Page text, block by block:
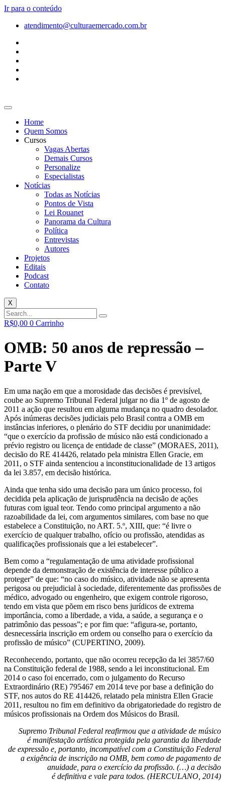
Ir para o conteúdo
atendimento@culturaemercado.com.br
Home
Quem Somos
Cursos
Vagas Abertas
Demais Cursos
Personalize
Especialistas
Notícias
Todas as Notícias
Pontos de Vista
Lei Rouanet
Panorama da Cultura
Política
Entrevistas
Autores
Projetos
Editais
Podcast
Contato
X
R$0,00 0 Carrinho
OMB: 50 anos de repressão –
Parte V
Em uma nação em que a morosidade das decisões é previsível,
coube ao Supremo Tribunal Federal julgar no dia 1º de agosto de
2011 a ação que resultou em alguma mudança no quadro desolador.
Após inúmeras decisões judiciais pelo Brasil contra a OMB em
instâncias inferiores, o plenário do STF decidiu por unanimidade:
“que o exercício da profissão de músico não está condicionado a
prévio registro ou licença de entidade de classe” (MORAES, 2011),
decisão do RE 414426, relatado pela ministra Ellen Gracie, em
2011, o STF ainda sentenciou a inconstitucionalidade de 13 artigos
da lei 3.857, em decisão histórica.
Ainda que tenha sido uma decisão para um único processo, foi
decidida pela aplicação de jurisprudência na decisão de ações
futuras com igual teor. Tendo como principal argumento a não
razoabilidade da lei, com argumentos similares, com base no que
estabelece a Constituição, no ART. 5.º, XIII, que: “é livre o
exercício de qualquer trabalho, ofício ou profissão, atendidas as
qualificações profissionais que a lei estabelecer”.
Bem como a “regulamentação de uma atividade profissional
depende da demonstração de existência de interesse público a
proteger” de que: “no caso do músico, atividade não se apresenta
perigosa ou prejudicial à sociedade, diferentemente das profissões de
médico, advogado ou engenheiro, que exigem controle rigoroso,
tendo em vista que põem em risco bens jurídicos de extrema
importância, como a liberdade, a vida, a saúde, a segurança e o
patrimônio das pessoas”; e por fim que: “afigura-se, portanto,
desnecessária inscrição em ordem ou conselho para o exercício da
profissão de músico” (CUPERTINO, 2009).
Reconhecendo, portanto, que não ocorreu recepção da lei 3857/60
na Constituição federal de 1988, sendo a lei inconstitucional. Em
2014 o caso foi encerrado, com o julgamento do Recurso
Extraordinário (RE) 795467 em 2014 teve por base a definição do
STF, nos autos do RE 414426, relatado pela ministra Ellen Gracie
2011, resultou no fim em definitivo da obrigatoriedade do registro de
músicos profissionais na Ordem dos Músicos do Brasil.
Supremo Tribunal Federal reafirmou que a atividade de músico
é manifestação artística protegida pela garantia da liberdade
de expressão e, portanto, incompatível com a Constituição Federal
a exigência de inscrição na OMB, bem como de pagamento de
anuidade, para o exercício da profissão. (…) a decisão
é definitiva e vale para todos. (HERCULANO, 2014)